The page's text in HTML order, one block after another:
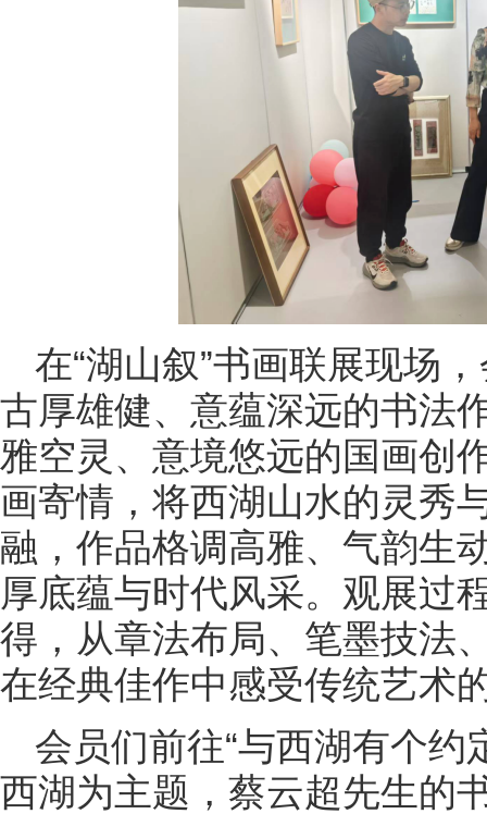
在“湖山叙”书画联展现场
古厚雄健、意蕴深远的书法
雅空灵、意境悠远的国画创
画寄情，将西湖山水的灵秀
融，作品格调高雅、气韵生
厚底蕴与时代风采。观展过
得，从章法布局、笔墨技法
在经典佳作中感受传统艺术
会员们前往“与西湖有个约
西湖为主题，蔡云超先生的